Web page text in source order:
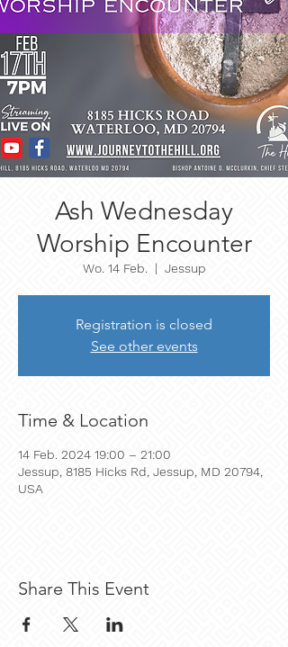
Ash Wednesday
Worship Encounter
Wo. 14 Feb.
  |
Jessup
Registration is closed
See other events
Time & Location
14 Feb. 2024 19:00 – 21:00
Jessup, 8185 Hicks Rd, Jessup, MD 20794,
USA
Share This Event